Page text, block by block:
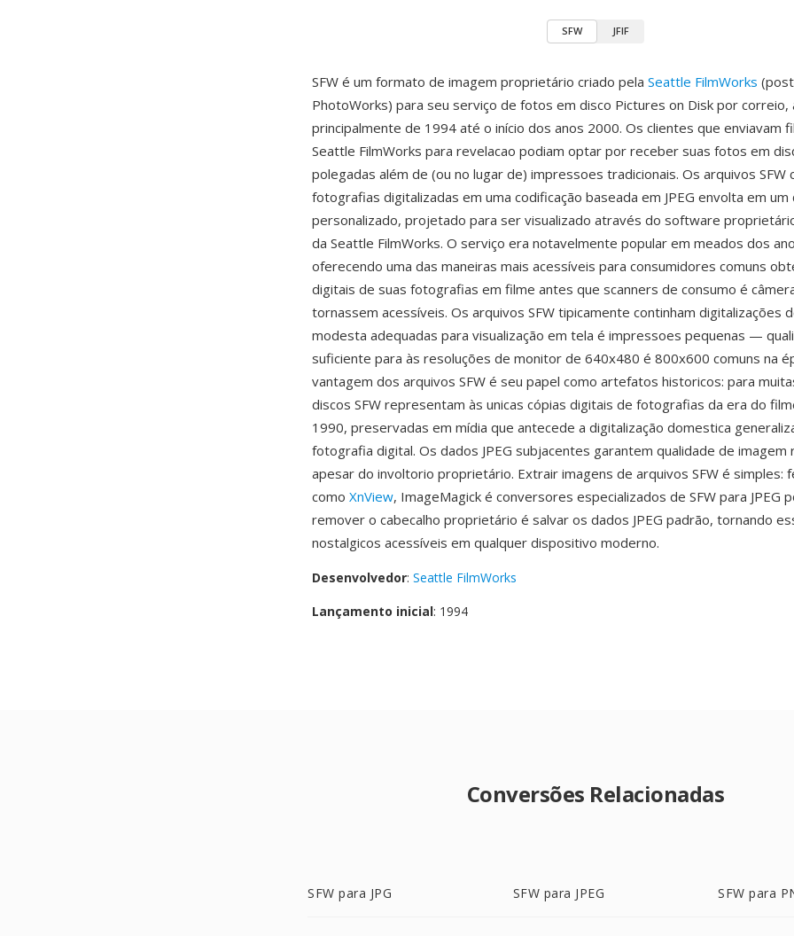
SFW JFIF
SFW é um formato de imagem proprietário criado pela Seattle FilmWorks
PhotoWorks) para seu serviço de fotos em disco Pictures on Disk por correio,
principalmente de 1994 até o início dos anos 2000. Os clientes que enviavam
Seattle FilmWorks para revelacao podiam optar por receber suas fotos em
polegadas além de (ou no lugar de) impressoes tradicionais. Os arquivos SFW
fotografias digitalizadas em uma codificação baseada em JPEG envolta em um
personalizado, projetado para ser visualizado através do software
da Seattle FilmWorks. O serviço era notavelmente popular em meados dos
oferecendo uma das maneiras mais acessíveis para consumidores comuns
digitais de suas fotografias em filme antes que scanners de consumo é
tornassem acessíveis. Os arquivos SFW tipicamente continham digitalizações
modesta adequadas para visualização em tela é impressoes pequenas —
suficiente para às resoluções de monitor de 640x480 é 800x600 comuns na
vantagem dos arquivos SFW é seu papel como artefatos historicos: para
discos SFW representam às unicas cópias digitais de fotografias da era do
1990, preservadas em mídia que antecede a digitalização domestica
fotografia digital. Os dados JPEG subjacentes garantem qualidade de imagem
apesar do involtorio proprietário. Extrair imagens de arquivos SFW é simples:
como XnView, ImageMagick é conversores especializados de SFW para JPEG
remover o cabecalho proprietário é salvar os dados JPEG padrão, tornando
nostalgicos acessíveis em qualquer dispositivo moderno.
Desenvolvedor: Seattle FilmWorks
Lançamento inicial: 1994
Conversões Relacionadas
SFW para JPG SFW para JPEG SFW para